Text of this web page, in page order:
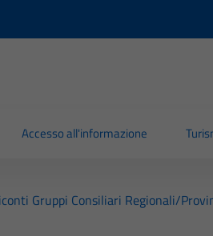
Accesso all'informazione
Gruppi Consiliari Regionali/